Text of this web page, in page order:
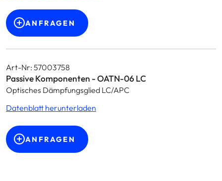
ANFRAGEN
Art-Nr: 57003758
Passive Komponenten - OATN-06 LC
Optisches Dämpfungsglied LC/APC
Datenblatt herunterladen
ANFRAGEN